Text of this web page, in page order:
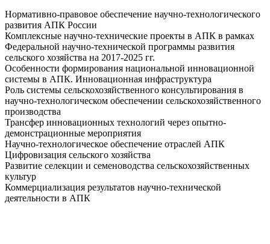
Нормативно-правовое обеспечение научно-технологического
развития АПК России
Комплексные научно-технические проекты в АПК в рамках
Федеральной научно-технической программы развития
сельского хозяйства на 2017-2025 гг.
Особенности формирования национальной инновационной
системы в АПК. Инновационная инфраструктура
Роль системы сельскохозяйственного консультирования в
научно-технологическом обеспечении сельскохозяйственного
производства
Трансфер инновационных технологий через опытно-
демонстрационные мероприятия
Научно-технологическое обеспечение отраслей АПК
Цифровизация сельского хозяйства
Развитие селекции и семеноводства сельскохозяйственных
культур
Коммерциализация результатов научно-технической
деятельности в АПК